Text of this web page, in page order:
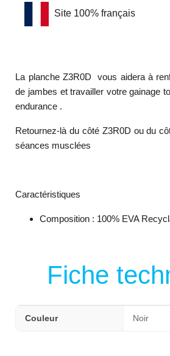
Site 100% français
La planche Z3R0D vous aidera à
de jambes et travailler votre gainage
endurance .
Retournez-là du côté Z3R0D ou du
séances musclées
Caractéristiques
Composition : 100% EVA
Fiche
Couleur Noir